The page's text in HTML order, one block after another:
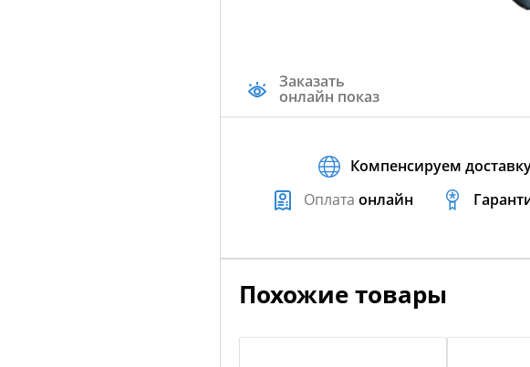
Заказать
онлайн показ
Компенсируем
Оплата онлайн
Похожие товары